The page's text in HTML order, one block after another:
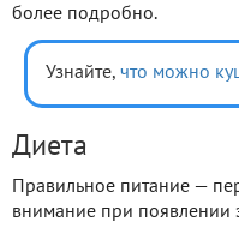
более подробно.
Узнайте, что можно
Диета
Правильное питание —
внимание при появлении